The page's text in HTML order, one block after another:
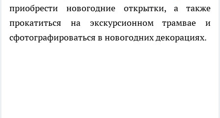
приобрести новогодние открытки, а также
прокатиться на экскурсионном трамвае и
сфотографироваться в новогодних декорациях.